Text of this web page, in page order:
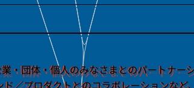
・団体・個人のみなさまとのパートナー
／プロダクトとのコラボレーションなど